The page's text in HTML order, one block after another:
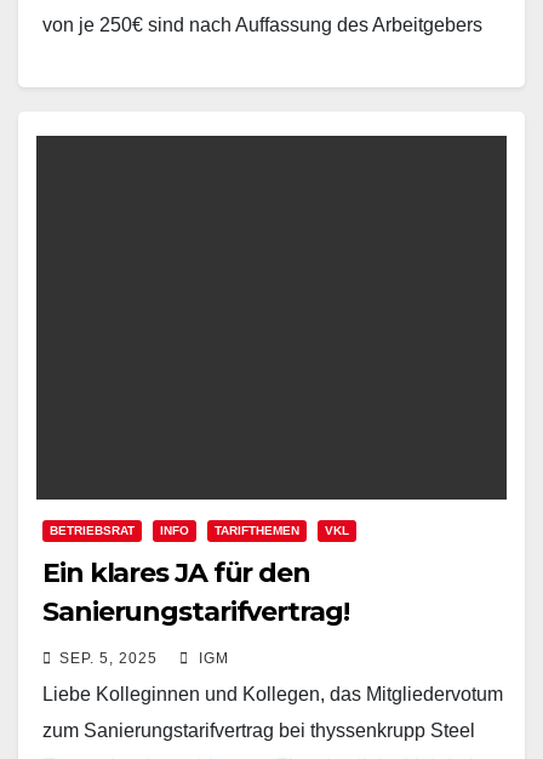
von je 250€ sind nach Auffassung des Arbeitgebers
BETRIEBSRAT INFO TARIFTHEMEN VKL
Ein klares JA für den
Sanierungstarifvertrag!
SEP. 5, 2025 IGM
Liebe Kolleginnen und Kollegen, das Mitgliedervotum
zum Sanierungstarifvertrag bei thyssenkrupp Steel